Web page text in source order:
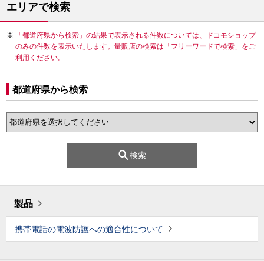
エリアで検索
「都道府県から検索」の結果で表示される件数については、ドコモショップ
のみの件数を表示いたします。量販店の検索は「フリーワードで検索」をご
利用ください。
都道府県から検索
検索
製品
携帯電話の電波防護への適合性について